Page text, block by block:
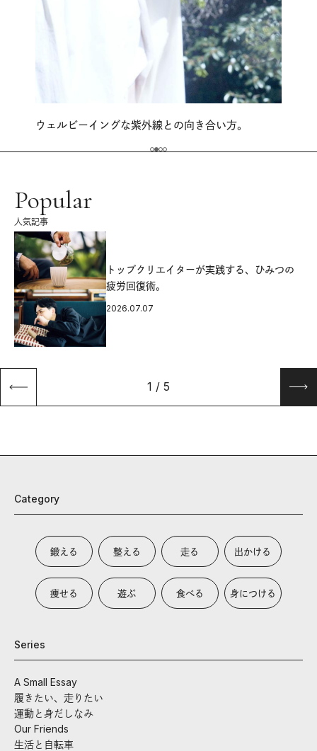
ウェルビーイングな紫外線との向き合い方。
Popular
人気記事
トップクリエイターが実践する、ひみつの
疲労回復術。
2026.07.07
1 / 5
Category
鍛える 整える 走る 出かける
痩せる 遊ぶ 食べる 身につける
Series
A Small Essay
履きたい、走りたい
運動と身だしなみ
Our Friends
生活と自転車